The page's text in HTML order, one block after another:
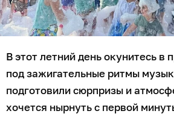
В этот летний день окунитесь в
под зажигательные ритмы
подготовили сюрпризы и
хочется нырнуть с первой